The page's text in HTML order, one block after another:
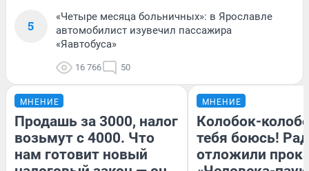
5
«Четыре месяца больничных»: в Ярославле
автомобилист изувечил пассажира
«Яавтобуса»
16 766 50
МНЕНИЕ
Продашь за 3000, налог
возьмут с 4000. Что
нам готовит новый
МНЕНИЕ
Колобок-
тебя боюсь!
отложили